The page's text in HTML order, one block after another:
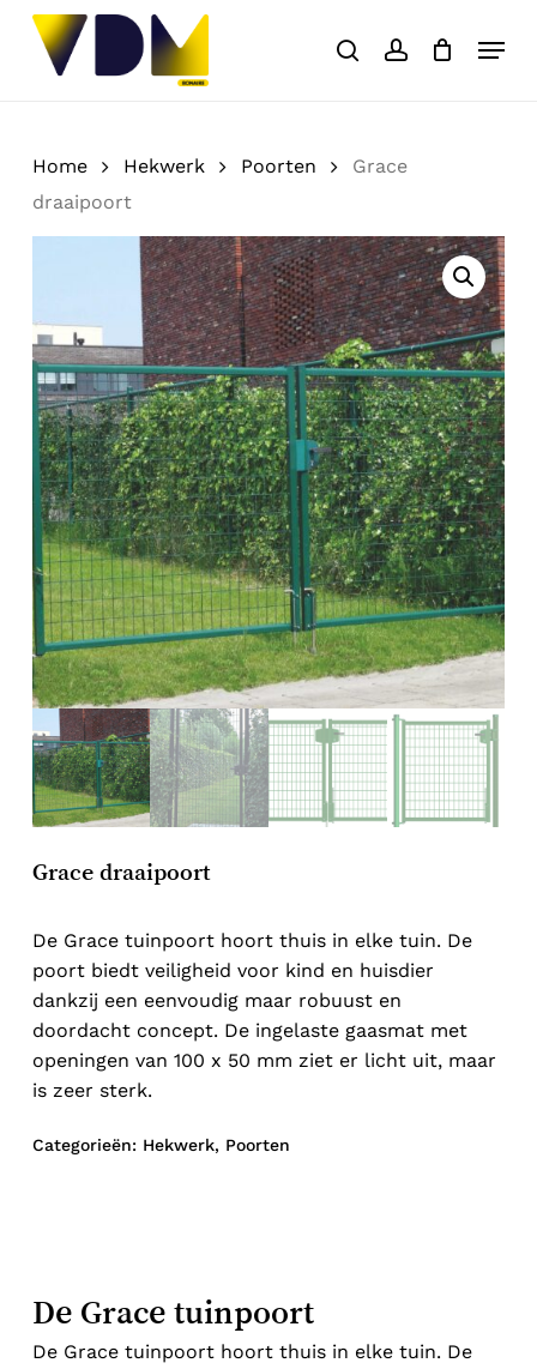
Skip
searchaccount
Menu
Cart Close
Home Hekwerk Poorten
Grace
draaipoort
Grace draaipoort
De Grace tuinpoort hoort thuis in elke tuin. De
poort biedt veiligheid voor kind en huisdier
dankzij een eenvoudig maar robuust en
doordacht concept. De ingelaste gaasmat met
openingen van 100 x 50 mm ziet er licht uit, maar
is zeer sterk.
Categorieën: Hekwerk, Poorten
De Grace tuinpoort
De Grace tuinpoort hoort thuis in elke tuin. De